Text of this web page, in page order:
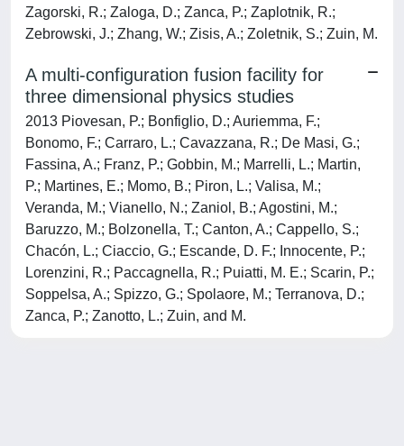
Zagorski, R.; Zaloga, D.; Zanca, P.; Zaplotnik, R.;
Zebrowski, J.; Zhang, W.; Zisis, A.; Zoletnik, S.; Zuin, M.
A multi-configuration fusion facility for
three dimensional physics studies
2013 Piovesan, P.; Bonfiglio, D.; Auriemma, F.;
Bonomo, F.; Carraro, L.; Cavazzana, R.; De Masi, G.;
Fassina, A.; Franz, P.; Gobbin, M.; Marrelli, L.; Martin,
P.; Martines, E.; Momo, B.; Piron, L.; Valisa, M.;
Veranda, M.; Vianello, N.; Zaniol, B.; Agostini, M.;
Baruzzo, M.; Bolzonella, T.; Canton, A.; Cappello, S.;
Chacón, L.; Ciaccio, G.; Escande, D. F.; Innocente, P.;
Lorenzini, R.; Paccagnella, R.; Puiatti, M. E.; Scarin, P.;
Soppelsa, A.; Spizzo, G.; Spolaore, M.; Terranova, D.;
Zanca, P.; Zanotto, L.; Zuin, and M.